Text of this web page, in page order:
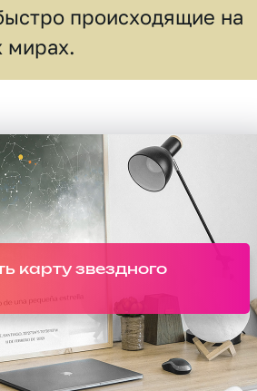
происходящие на
мирах.
карту звездного